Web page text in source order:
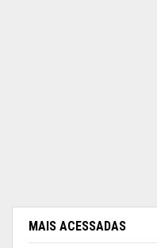
MAIS ACESSADAS